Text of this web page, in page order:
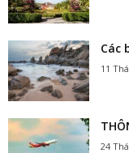
Các
11
24